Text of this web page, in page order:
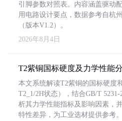
引脚参数对照表。内容涵盖驱动
用电路设计要点，数据参考自杭
（版本V1.2）。
2026年8月4日
T2紫铜国标硬度及力学性能
本文系统解读T2紫铜的国标硬度
T2_1/2H状态），结合GB/T
析其力学性能指标及影响因素，
特性差异，为工业选材提供参考。